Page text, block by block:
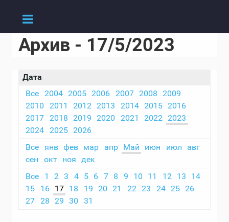
Архив - 17/5/2023
Дата
Все
2004 2005 2006 2007 2008
2009
2010
2011 2012 2013 2014 2015 2016
2017
2018 2019 2020 2021 2022 2023
2024
2025
2026
Все янв фев мар апр Май июн июл
авг
сен
окт ноя дек
Все
1 2 3 4 5 6 7 8 9 10 11 12 13
14
15
16 17 18 19 20 21 22 23 24 25 26
27
28 29 30 31